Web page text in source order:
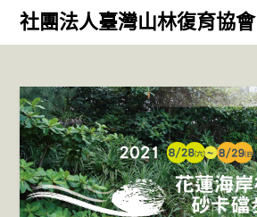
Skip社團法人臺灣山林復育協會